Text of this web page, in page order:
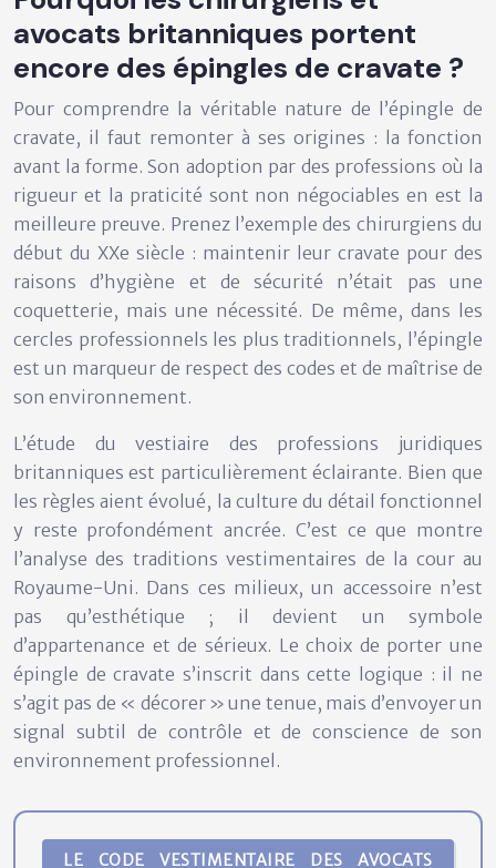
avocats britanniques portent
encore des épingles de cravate ?
Pour comprendre la véritable nature de l’épingle de
cravate, il faut remonter à ses origines : la fonction
avant la forme. Son adoption par des professions où la
rigueur et la praticité sont non négociables en est la
meilleure preuve. Prenez l’exemple des chirurgiens du
début du XXe siècle : maintenir leur cravate pour des
raisons d’hygiène et de sécurité n’était pas une
coquetterie, mais une nécessité. De même, dans les
cercles professionnels les plus traditionnels, l’épingle
est un marqueur de respect des codes et de maîtrise de
son environnement.
L’étude du vestiaire des professions juridiques
britanniques est particulièrement éclairante. Bien que
les règles aient évolué, la culture du détail fonctionnel
y reste profondément ancrée. C’est ce que montre
l’analyse des traditions vestimentaires de la cour au
Royaume-Uni. Dans ces milieux, un accessoire n’est
pas qu’esthétique ; il devient un symbole
d’appartenance et de sérieux. Le choix de porter une
épingle de cravate s’inscrit dans cette logique : il ne
s’agit pas de « décorer » une tenue, mais d’envoyer un
signal subtil de contrôle et de conscience de son
environnement professionnel.
LE CODE VESTIMENTAIRE DES AVOCATS